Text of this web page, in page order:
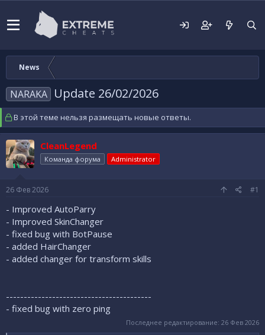
News
NARAKA Update 26/02/2026
В этой теме нельзя размещать новые ответы.
CleanLegend
Команда форума Administrator
26 Фев 2026 #1
- Improved AutoParry
- Improved SkinChanger
- fixed bug with BotPause
- added HairChanger
- added changer for transform skills
-----------------------------------------
- fixed bug with zero ping
Последнее редактирование: 26 Фев 2026